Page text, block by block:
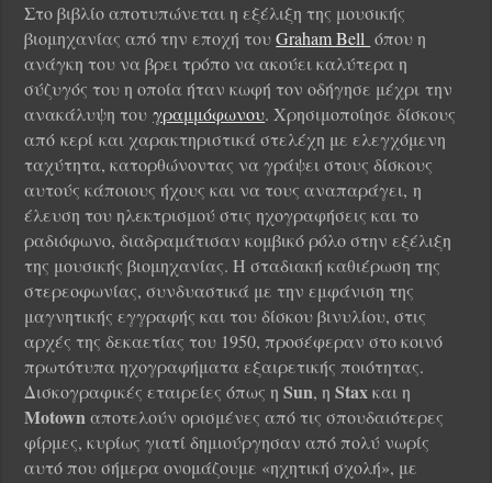
Στο βιβλίο αποτυπώνεται η εξέλιξη της μουσικής
βιομηχανίας από την εποχή τουGraham Bell όπου η
ανάγκη του να βρει τρόπο να ακούει καλύτερα η
σύζυγός του η οποία ήταν κωφή τον οδήγησε μέχρι την
ανακάλυψη τουγραμμόφωνου. Χρησιμοποίησε δίσκους
από κερί και χαρακτηριστικά στελέχη με ελεγχόμενη
ταχύτητα, κατορθώνοντας να γράψει στους δίσκους
αυτούς κάποιους ήχους και να τους αναπαράγει, η
έλευση του ηλεκτρισμού στις ηχογραφήσεις και το
ραδιόφωνο, διαδραμάτισαν κομβικό ρόλο στην εξέλιξη
της μουσικής βιομηχανίας. Η σταδιακή καθιέρωση της
στερεοφωνίας, συνδυαστικά με την εμφάνιση της
μαγνητικής εγγραφής και του δίσκου βινυλίου, στις
αρχές της δεκαετίας του 1950, προσέφεραν στο κοινό
πρωτότυπα ηχογραφήματα εξαιρετικής ποιότητας.
Δισκογραφικές εταιρείες όπως ηSun, ηStaxκαι η
Motownαποτελούν ορισμένες από τις σπουδαιότερες
φίρμες, κυρίως γιατί δημιούργησαν από πολύ νωρίς
αυτό που σήμερα ονομάζουμε «ηχητική σχολή», με